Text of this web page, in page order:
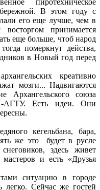
В этом году с
его еще лучше, чем в
принимается
еще больше, чтоб народ
померкнут действа,
в Новый год перед
креативно
мозги... Надвигаются
Архангельского союза
АГТУ. Есть идеи. Они
кегельбана, бара,
же это будет в русле
здесь живет
и есть «Друзья
ситуацию в городе
Сейчас же гостей